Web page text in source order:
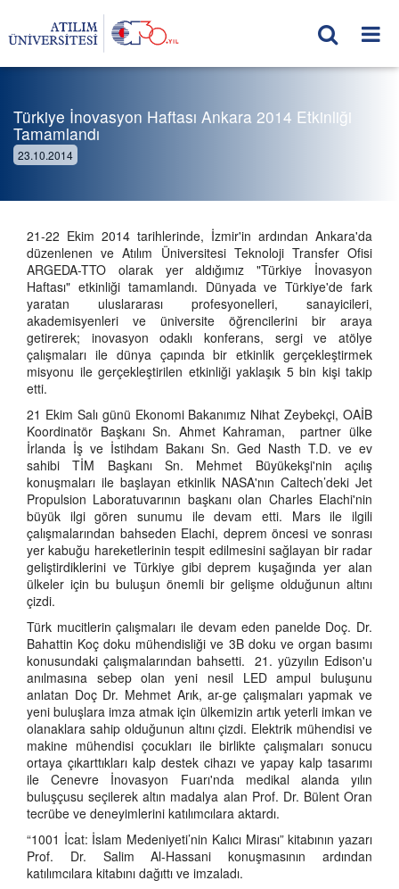
Türkiye İnovasyon Haftası Ankara 2014 Etkinliği
Tamamlandı
23.10.2014
21-22 Ekim 2014 tarihlerinde, İzmir'in ardından Ankara'da
düzenlenen ve Atılım Üniversitesi Teknoloji Transfer Ofisi
ARGEDA-TTO olarak yer aldığımız "Türkiye İnovasyon
Haftası" etkinliği tamamlandı. Dünyada ve Türkiye'de fark
yaratan uluslararası profesyonelleri, sanayicileri,
akademisyenleri ve üniversite öğrencilerini bir araya
getirerek; inovasyon odaklı konferans, sergi ve atölye
çalışmaları ile dünya çapında bir etkinlik gerçekleştirmek
misyonu ile gerçekleştirilen etkinliği yaklaşık 5 bin kişi takip
etti.
21 Ekim Salı günü Ekonomi Bakanımız Nihat Zeybekçi, OAİB
Koordinatör Başkanı Sn. Ahmet Kahraman, partner ülke
İrlanda İş ve İstihdam Bakanı Sn. Ged Nasth T.D. ve ev
sahibi TİM Başkanı Sn. Mehmet Büyükekşi'nin açılış
konuşmaları ile başlayan etkinlik NASA'nın Caltech’deki Jet
Propulsion Laboratuvarının başkanı olan Charles Elachi'nin
büyük ilgi gören sunumu ile devam etti. Mars ile ilgili
çalışmalarından bahseden Elachi, deprem öncesi ve sonrası
yer kabuğu hareketlerinin tespit edilmesini sağlayan bir radar
geliştirdiklerini ve Türkiye gibi deprem kuşağında yer alan
ülkeler için bu buluşun önemli bir gelişme olduğunun altını
çizdi.
Türk mucitlerin çalışmaları ile devam eden panelde Doç. Dr.
Bahattin Koç doku mühendisliği ve 3B doku ve organ basımı
konusundaki çalışmalarından bahsetti. 21. yüzyılın Edison'u
anılmasına sebep olan yeni nesil LED ampul buluşunu
anlatan Doç Dr. Mehmet Arık, ar-ge çalışmaları yapmak ve
yeni buluşlara imza atmak için ülkemizin artık yeterli imkan ve
olanaklara sahip olduğunun altını çizdi. Elektrik mühendisi ve
makine mühendisi çocukları ile birlikte çalışmaları sonucu
ortaya çıkarttıkları kalp destek cihazı ve yapay kalp tasarımı
ile Cenevre İnovasyon Fuarı'nda medikal alanda yılın
buluşçusu seçilerek altın madalya alan Prof. Dr. Bülent Oran
tecrübe ve deneyimlerini katılımcılara aktardı.
“1001 İcat: İslam Medeniyeti’nin Kalıcı Mirası” kitabının yazarı
Prof. Dr. Salim Al-Hassani konuşmasının ardından
katılımcılara kitabını dağıttı ve imzaladı.